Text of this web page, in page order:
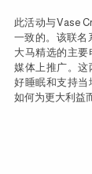
此活动与Vase
一致的。该联名
大马精选的主
媒体上推广。这
好睡眠和支持当
如何为更大利益